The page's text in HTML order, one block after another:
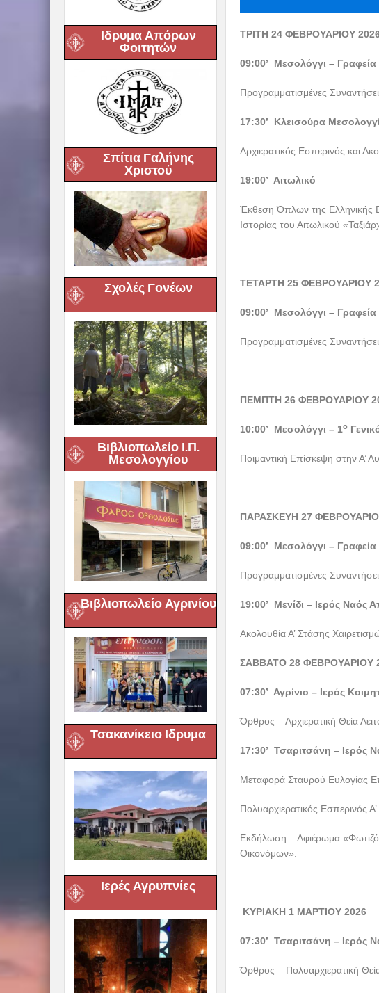
Ιδρυμα Απόρων
Φοιτητών
Σπίτια Γαλήνης
Χριστού
Σχολές Γονέων
Βιβλιοπωλείο Ι.Π.
Μεσολογγίου
Βιβλιοπωλείο Αγρινίου
Τσακανίκειο Ιδρυμα
Ιερές Αγρυπνίες
ΤΡΙΤΗ 24 ΦΕΒΡΟΥΑΡΙΟΥ
09:00’ Μεσολόγγι –
Προγραμματισμένες
17:30’ Κλεισούρα
Αρχιερατικός Εσπερινός και
19:00’ Αιτωλικό
Έκθεση Όπλων της Ελληνικής
Ιστορίας του Αιτωλικού
ΤΕΤΑΡΤΗ 25 ΦΕΒΡΟΥΑΡΙΟΥ
09:00’ Μεσολόγγι –
Προγραμματισμένες
ΠΕΜΠΤΗ 26 ΦΕΒΡΟΥΑΡΙΟΥ
10:00’ Μεσολόγγι – 1ο
Ποιμαντική Επίσκεψη στην Α’
ΠΑΡΑΣΚΕΥΗ 27
09:00’ Μεσολόγγι –
Προγραμματισμένες
19:00’ Μενίδι – Ιερός Ναός
Ακολουθία Α’ Στάσης
ΣΑΒΒΑΤΟ 28 ΦΕΒΡΟΥΑΡΙΟΥ
07:30’ Αγρίνιο – Ιερός
Όρθρος – Αρχιερατική Θεία
17:30’ Τσαριτσάνη – Ιερός
Μεταφορά Σταυρού Ευλογίας
Πολυαρχιερατικός Εσπερινός
Εκδήλωση – Αφιέρωμα
Οικονόμων».
ΚΥΡΙΑΚΗ 1 ΜΑΡΤΙΟΥ 2026
07:30’ Τσαριτσάνη – Ιερός
Όρθρος – Πολυαρχιερατική